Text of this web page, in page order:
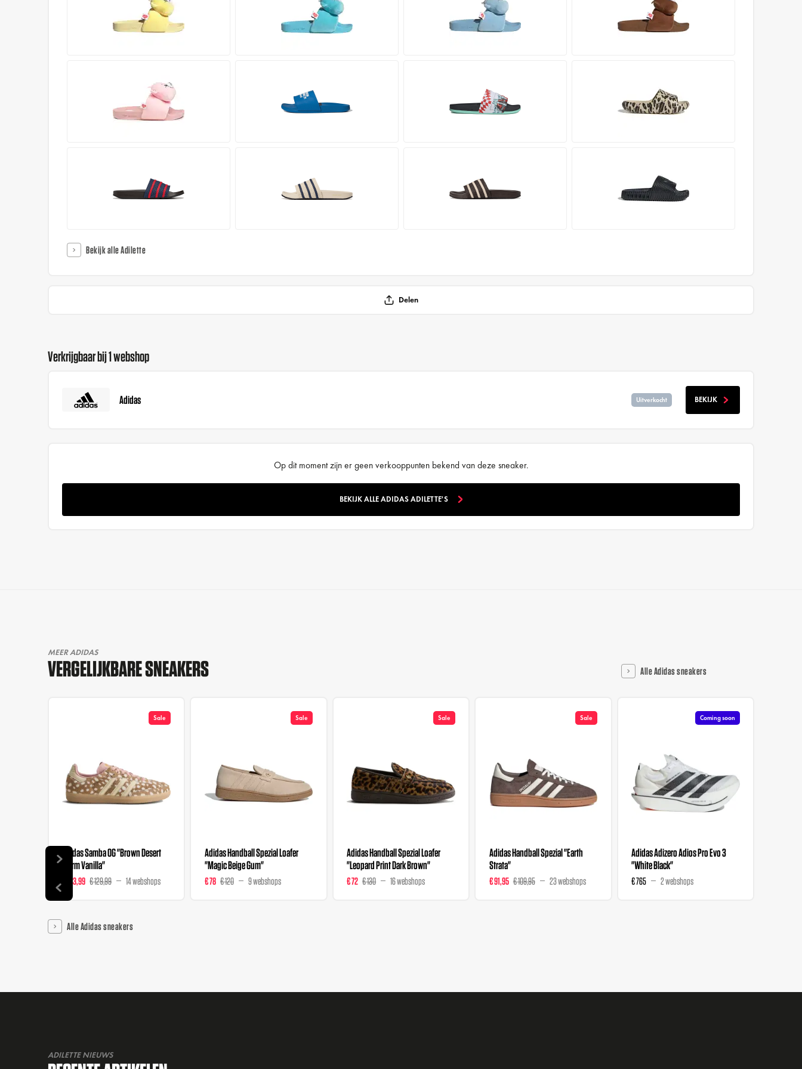
Bekijk alle Adilette
Delen
Verkrijgbaar bij 1 webshop
Adidas Uitverkocht BEKIJK
Op dit moment zijn er geen verkooppunten bekend van deze sneaker.
BEKIJK ALLE ADIDAS ADILETTE'S
MEER ADIDAS
VERGELIJKBARE SNEAKERS Alle Adidas sneakers
Sale
Adidas Samba OG "Brown Desert
Warm Vanilla"
€ 103,99 € 129,99 14 webshops
Sale
Adidas Handball Spezial Loafer
"Magic Beige Gum"
€ 78 € 120 9 webshops
Sale
Adidas Handball Spezial Loafer
"Leopard Print Dark Brown"
€ 72 € 130 16 webshops
Sale
Adidas Handball Spezial "Earth
Strata"
€ 91,95 € 109,95 23 webshops
Coming soon
Adidas Adizero Adios Pro Evo 3
"White Black"
€ 765 2 webshops
Alle Adidas sneakers
ADILETTE NIEUWS